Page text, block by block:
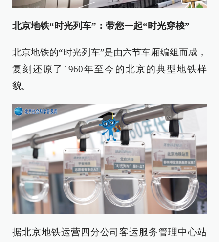
北京地铁“时光列车”：带您一起“时光穿梭”
北京地铁的“时光列车”是由六节车厢编组而成，
复刻还原了1960年至今的北京的典型地铁样
貌。
据北京地铁运营四分公司客运服务管理中心站